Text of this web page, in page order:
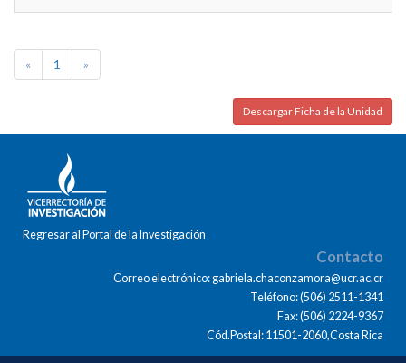
« 1 »
Descargar Ficha de la Unidad
Regresar al Portal de la Investigación
Contacto
Correo electrónico: gabriela.chaconzamora@ucr.ac.cr
Teléfono: (506) 2511-1341
Fax: (506) 2224-9367
Cód.Postal: 11501-2060,Costa Rica